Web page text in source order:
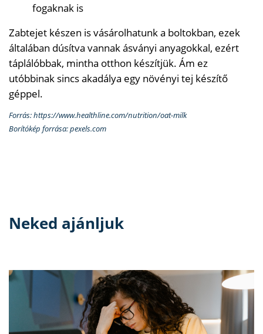
fogaknak is
Zabtejet készen is vásárolhatunk a boltokban, ezek
általában dúsítva vannak ásványi anyagokkal, ezért
táplálóbbak, mintha otthon készítjük. Ám ez
utóbbinak sincs akadálya egy növényi tej készítő
géppel.
Forrás: https://www.healthline.com/nutrition/oat-milk
Borítókép forrása: pexels.com
Neked ajánljuk